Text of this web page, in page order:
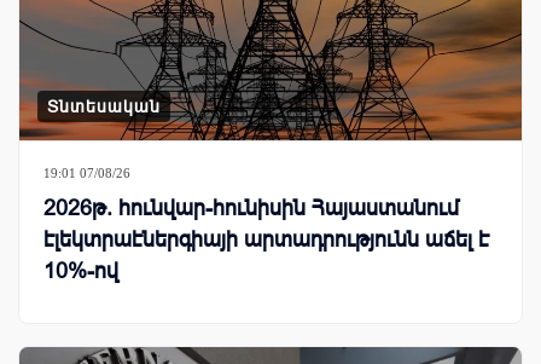
Տնտեսական
19:01 07/08/26
2026թ. հունվար-հունիսին Հայաստանում
էլեկտրաէներգիայի արտադրությունն աճել է
10%-ով